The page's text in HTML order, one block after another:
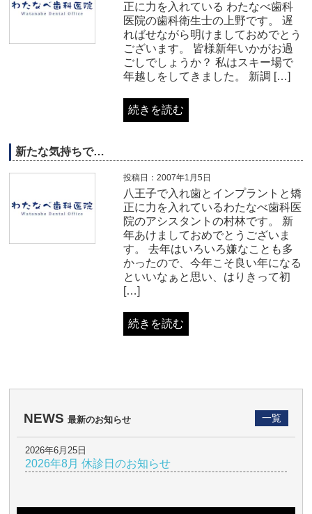
正に力を入れている わたなべ歯科
医院の歯科衛生士の上野です。 遅
ればせながら明けましておめでとう
ございます。 皆様新年いかがお過
ごしでしょうか？ 私はスキー場で
年越しをしてきました。 新調 […]
続きを読む
新たな気持ちで…
投稿日：2007年1月5日
八王子で入れ歯とインプラントと矯
正に力を入れているわたなべ歯科医
院のアシスタントの村林です。 新
年あけましておめでとうございま
す。 去年はいろいろ嫌なことも多
かったので、今年こそ良い年になる
といいなぁと思い、はりきって初
[…]
続きを読む
NEWS 最新のお知らせ 一覧
2026年6月25日
2026年8月 休診日のお知らせ